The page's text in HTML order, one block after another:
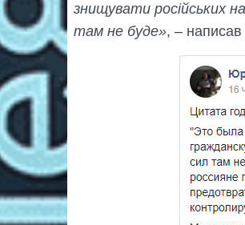
знищувати російських
там не буде», – написав